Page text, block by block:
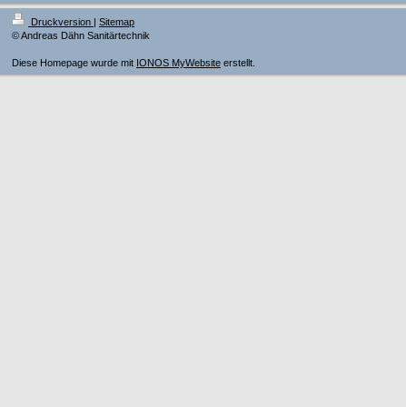
Druckversion | Sitemap
© Andreas Dähn Sanitärtechnik
Diese Homepage wurde mit IONOS MyWebsite erstellt.